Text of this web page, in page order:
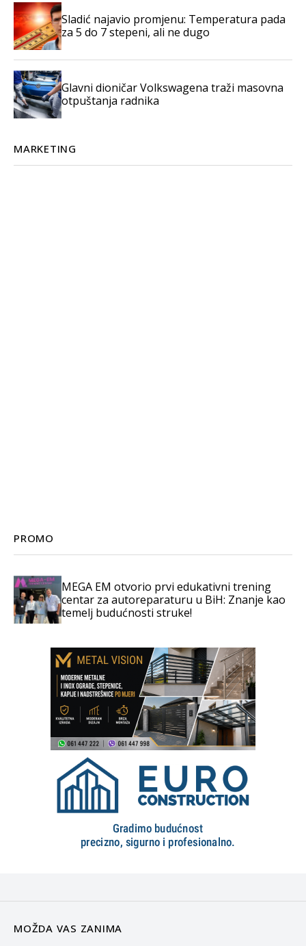
Sladić najavio promjenu: Temperatura pada
za 5 do 7 stepeni, ali ne dugo
Glavni dioničar Volkswagena traži masovna
otpuštanja radnika
MARKETING
PROMO
MEGA EM otvorio prvi edukativni trening
centar za autoreparaturu u BiH: Znanje kao
temelj budućnosti struke!
MOŽDA VAS ZANIMA